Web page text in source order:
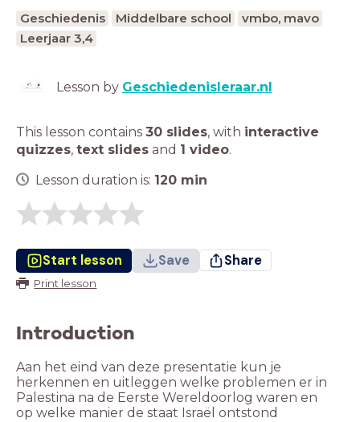
Geschiedenis Middelbare school
vmbo, mavo
Leerjaar 3,4
Lesson by Geschiedenisleraar.nl
This lesson contains 30 slides, with interactive
quizzes, text slides and 1 video.
Lesson duration is: 120 min
Start lesson Save Share
Print lesson
Introduction
Aan het eind van deze presentatie kun je
herkennen en uitleggen welke problemen er in
Palestina na de Eerste Wereldoorlog waren en
op welke manier de staat Israël ontstond